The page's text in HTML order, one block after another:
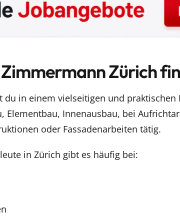
Zürich
in einem vielseitigen und praktischen
Elementbau, Innenausbau, bei
oder Fassadenarbeiten tätig.
in Zürich gibt es häufig bei: